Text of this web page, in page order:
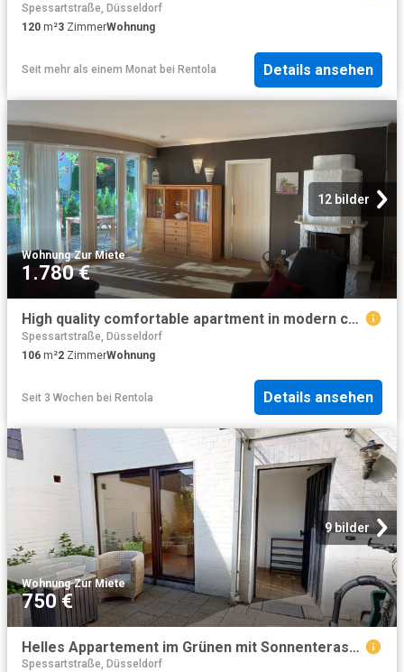
Spessartstraße, Düsseldorf
120 m²3 ZimmerWohnung
Seit mehr als einem Monat bei Rentola Details ansehen
12 bilder
Wohnung·Zur Miete
1.780 €
High quality comfortable apartment in modern country house style in TOP location, Essen Amsterdam Apartments for Rent
Spessartstraße, Düsseldorf
106 m²2 ZimmerWohnung
Seit 3 Wochen bei Rentola Details ansehen
9 bilder
Wohnung·Zur Miete
750 €
Helles Appartement im Grünen mit Sonnenterasse, Ratingen Amsterdam Apartments for Rent
Spessartstraße, Düsseldorf